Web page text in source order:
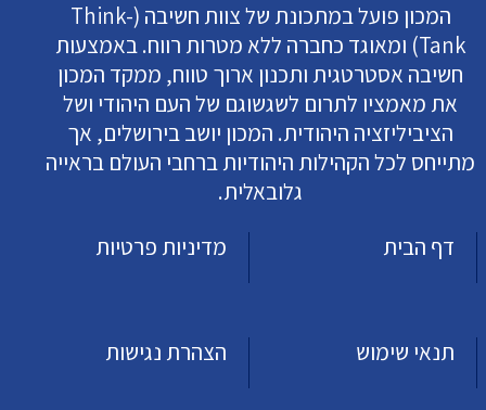
המכון פועל במתכונת של צוות חשיבה (Think-
Tank) ומאוגד כחברה ללא מטרות רווח. באמצעות
חשיבה אסטרטגית ותכנון ארוך טווח, ממקד המכון
את מאמציו לתרום לשגשוגם של העם היהודי ושל
הציביליזציה היהודית. המכון יושב בירושלים, אך
מתייחס לכל הקהילות היהודיות ברחבי העולם בראייה
גלובאלית.
דף הבית
מדיניות פרטיות
תנאי שימוש הצהרת נגישות